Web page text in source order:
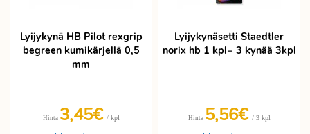
Lyijykynä HB Pilot rexgrip
begreen kumikärjellä 0,5
mm
Hinta 3,45€ / kpl
Lyijykynäsetti Staedtler
norix hb 1 kpl= 3 kynää 3kpl
Hinta 5,56€ / 3 kpl